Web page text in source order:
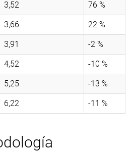
3,52 76 %
3,66 22 %
3,91 -2 %
4,52 -10 %
5,25 -13 %
6,22 -11 %